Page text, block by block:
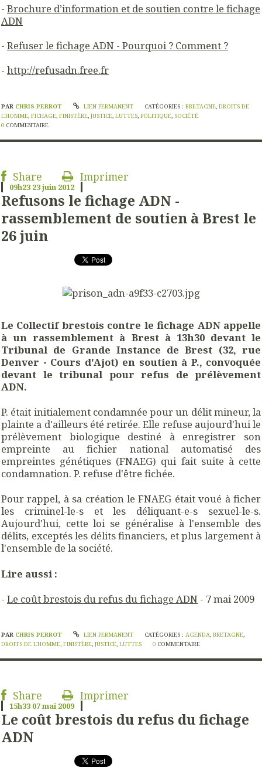
- Brochure d’information et de soutien contre le fichage
ADN
- Refuser le fichage ADN - Pourquoi ? Comment ?
- http://refusadn.free.fr
PAR CHRIS PERROT LIEN PERMANENT CATÉGORIES :BRETAGNE ,DROITS DE
L'HOMME FICHAGE FINISTÈRE JUSTICE LUTTES POLITIQUE SOCIÉTÉ
0 COMMENTAIRE
Share Imprimer
09h23 23juin 2012
Refusons le fichage ADN -
rassemblement de soutien à Brest le
26 juin
Le Collectif brestois contre le fichage ADN appelle
à un rassemblement à Brest à 13h30 devant le
Tribunal de Grande Instance de Brest (32, rue
Denver - Cours d'Ajot) en soutien à P., convoquée
devant le tribunal pour refus de prélèvement
ADN.
P. était initialement condamnée pour un délit mineur, la
plainte a d'ailleurs été retirée. Elle refuse aujourd'hui le
prélèvement biologique destiné à enregistrer son
empreinte au fichier national automatisé des
empreintes génétiques (FNAEG) qui fait suite à cette
condamnation. P. refuse d'être fichée.
Pour rappel, à sa création le FNAEG était voué à ficher
les criminel-le-s et les déliquant-e-s sexuel-le-s.
Aujourd'hui, cette loi se généralise à l'ensemble des
délits, exceptés les délits financiers, et plus largement à
l'ensemble de la société.
Lire aussi :
- Le coût brestois du refus du fichage ADN - 7 mai 2009
PAR CHRIS PERROT LIEN PERMANENT CATÉGORIES :AGENDA,BRETAGNE,
DROITS DE L'HOMME, FINISTÈRE, JUSTICE, LUTTES 0 COMMENTAIRE
Share Imprimer
15h33 07mai 2009
Le coût brestois du refus du fichage
ADN